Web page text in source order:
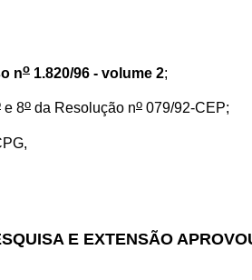
no 1.820/96 - volume 2;
e 8o da Resolução no 079/92-CEP;
E EXTENSÃO